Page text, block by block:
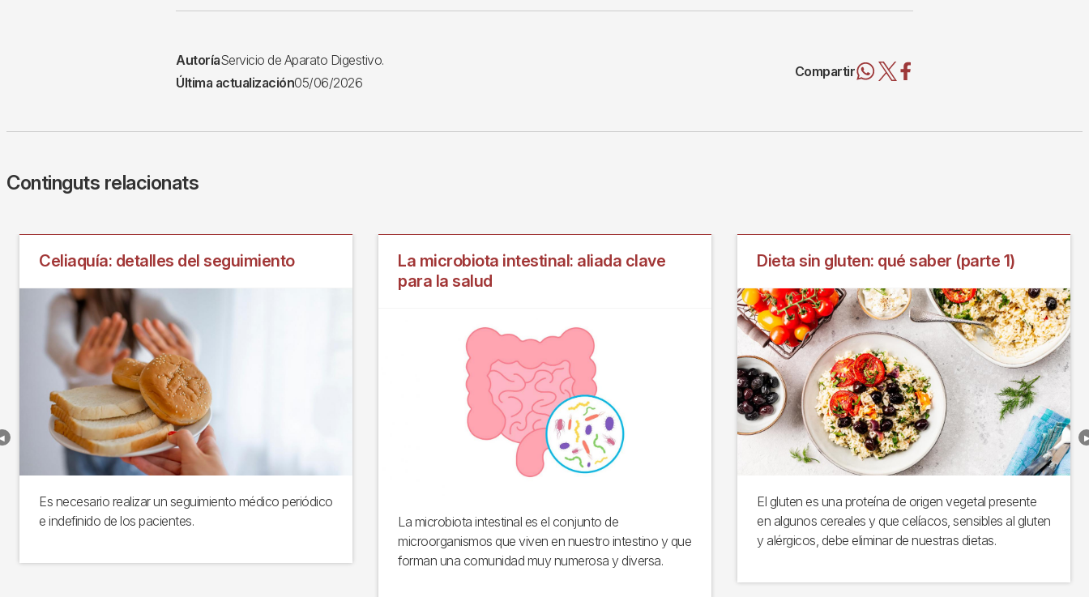
AutoríaServicio de Aparato Digestivo.
Última actualización05/06/2026
Compartir
Continguts relacionats
Celiaquía: detalles del seguimiento
Es necesario realizar un seguimiento médico periódico
e indefinido de los pacientes.
La microbiota intestinal: aliada clave
para la salud
La microbiota intestinal es el conjunto de
microorganismos que viven en nuestro intestino y que
forman una comunidad muy numerosa y diversa.
Dieta sin gluten: qué saber (parte 1)
El gluten es una proteína de origen vegetal presente
en algunos cereales y que celíacos, sensibles al gluten
y alérgicos, debe eliminar de nuestras dietas.